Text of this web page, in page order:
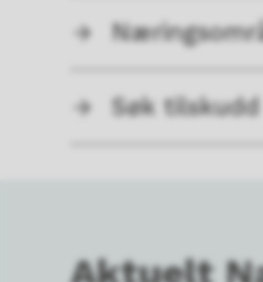
Søk tilskudd